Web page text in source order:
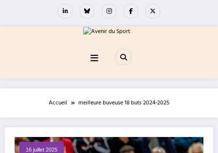
Accueil meilleure buveuse 18 buts 2024-2025
16 juillet 2025